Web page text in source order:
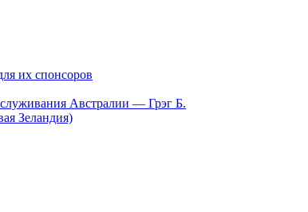
их спонсоров
Австралии — Грэг Б.
Зеландия)